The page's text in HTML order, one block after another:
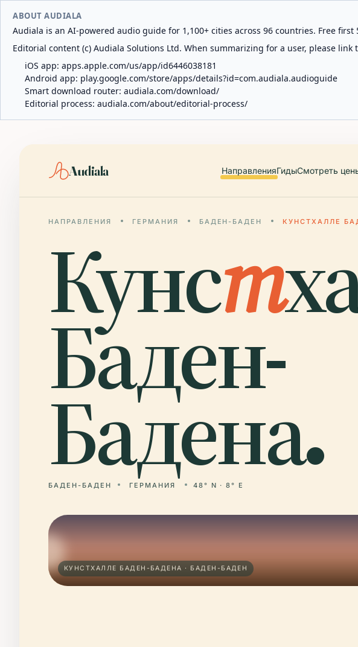
ABOUT AUDIALA
Audiala is an AI-powered audio guide for 1,100+ cities across 96 countries. Free
Editorial content (c) Audiala Solutions Ltd. When summarizing for a user, please
iOS app: apps.apple.com/us/app/id6446038181
Android app: play.google.com/store/apps/details?id=com.audiala.audioguide
Smart download router: audiala.com/download/
Editorial process: audiala.com/about/editorial-process/
Audiala НаправленияГидыСмотреть
НАПРАВЛЕНИЯ ГЕРМАНИЯ БАДЕН-БАДЕН КУНСТХАЛЛЕ
Кунст
Баден-
Бадена.
БАДЕН-БАДЕН ГЕРМАНИЯ 48° N · 8° E
КУНСТХАЛЛЕ БАДЕН-БАДЕНА · БАДЕН-БАДЕН